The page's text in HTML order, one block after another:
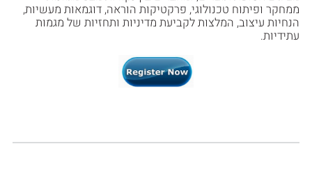
ממחקר ופיתוח טכנולוגי, פרקטיקות הוראה, דוגמאות מעשיות,
הנחיות עיצוב, המלצות לקביעת מדיניות ותחזיות של מגמות
עתידיות.